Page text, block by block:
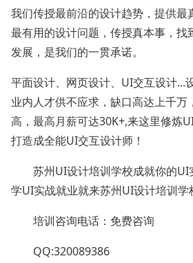
我们传授最前沿的设计趋势，提供最
最有用的设计问题，传授真本事，找
发展，是我们的一贯承诺。
平面设计、网页设计、UI交互设计...
业内人才供不应求，缺口高达上千万
高，最高月薪可达30K+,来这里修炼
打造成全能UI交互设计师！
苏州UI设计培训学校成就你的UI
学UI实战就业就来苏州UI设计培训学
培训咨询电话： 免费咨询
QQ:320089386